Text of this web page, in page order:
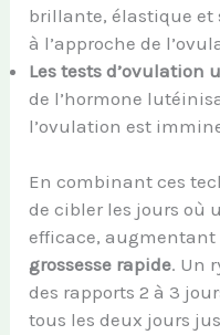
brillante, élastique et
à l’approche de
Les tests d’ovulation
de l’hormone
l’ovulation est
En combinant ces
de cibler les jours où
efficace,
grossesse rapide. Un
des rapports 2 à 3
tous les deux jours